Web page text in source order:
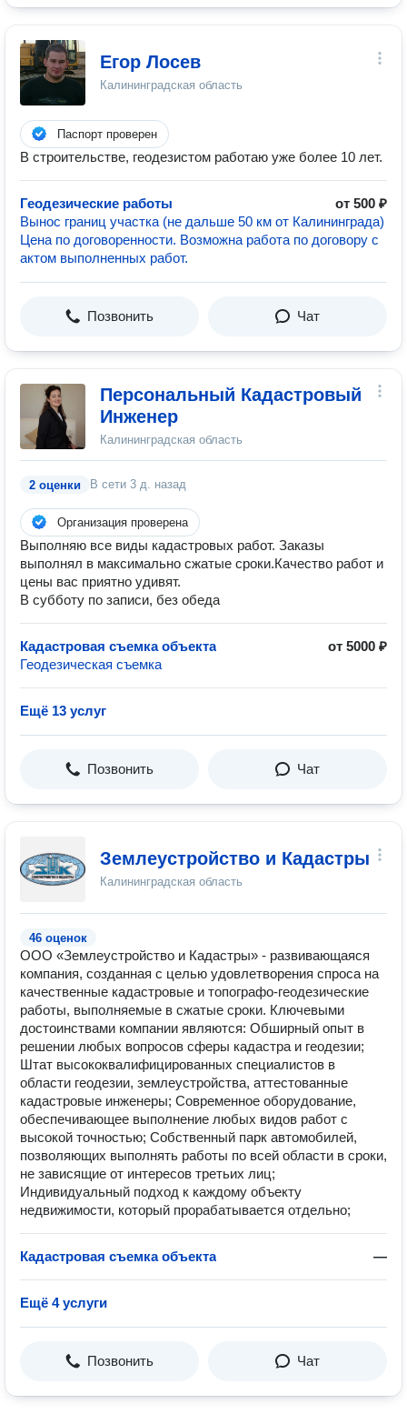
Егор Лосев
Калининградская область
Паспорт проверен
В строительстве, геодезистом работаю уже более 10 лет.
Геодезические работы
от 500 ₽
Вынос границ участка (не дальше 50 км от Калининграда)
Цена по договоренности. Возможна работа по договору с
актом выполненных работ.
Позвонить Чат
Персональный Кадастровый
Инженер
Калининградская область
2 оценки В сети 3 д. назад
Организация проверена
Выполняю все виды кадастровых работ. Заказы
выполнял в максимально сжатые сроки.Качество работ и
цены вас приятно удивят.
В субботу по записи, без обеда
Кадастровая съемка объекта
от 5000 ₽
Геодезическая съемка
Ещё 13 услуг
Позвонить Чат
Землеустройство и Кадастры
Калининградская область
46 оценок
ООО «Землеустройство и Кадастры» - развивающаяся
компания, созданная с целью удовлетворения спроса на
качественные кадастровые и топографо-геодезические
работы, выполняемые в сжатые сроки. Ключевыми
достоинствами компании являются: Обширный опыт в
решении любых вопросов сферы кадастра и геодезии;
Штат высококвалифицированных специалистов в
области геодезии, землеустройства, аттестованные
кадастровые инженеры; Современное оборудование,
обеспечивающее выполнение любых видов работ с
высокой точностью; Собственный парк автомобилей,
позволяющих выполнять работы по всей области в сроки,
не зависящие от интересов третьих лиц;
Индивидуальный подход к каждому объекту
недвижимости, который прорабатывается отдельно;
Кадастровая съемка объекта —
Ещё 4 услуги
Позвонить Чат